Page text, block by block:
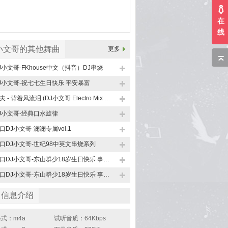
文哥的其他舞曲 更多
文哥-FKhouse中文（抖音）DJ串烧
文哥-祝七七生日快乐 平安暴富
文夫 - 背着风流泪 (DJ小文哥 Electro Mix 2026)
文哥-经典口水旋律
DJ小文哥-澜澜专属vol.1
DJ小文哥-世纪98中英文串烧系列
海口DJ小文哥-东山群少18岁生日快乐 事事顺利 心想事成
海口DJ小文哥-东山群少18岁生日快乐 事事顺利 心想事成vol.2
息介绍
：m4a
试听音质：64Kbps
在
线